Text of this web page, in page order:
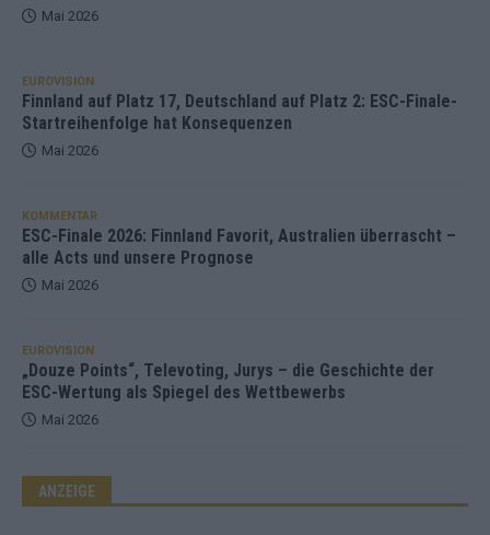
Mai 2026
EUROVISION
Finnland auf Platz 17, Deutschland auf Platz 2: ESC-Finale-
Startreihenfolge hat Konsequenzen
Mai 2026
KOMMENTAR
ESC-Finale 2026: Finnland Favorit, Australien überrascht –
alle Acts und unsere Prognose
Mai 2026
EUROVISION
„Douze Points“, Televoting, Jurys – die Geschichte der
ESC-Wertung als Spiegel des Wettbewerbs
Mai 2026
ANZEIGE